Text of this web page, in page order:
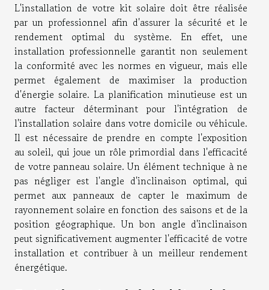
L'installation de votre kit solaire doit être réalisée
par un professionnel afin d'assurer la sécurité et le
rendement optimal du système. En effet, une
installation professionnelle garantit non seulement
la conformité avec les normes en vigueur, mais elle
permet également de maximiser la production
d'énergie solaire. La planification minutieuse est un
autre facteur déterminant pour l'intégration de
l'installation solaire dans votre domicile ou véhicule.
Il est nécessaire de prendre en compte l'exposition
au soleil, qui joue un rôle primordial dans l'efficacité
de votre panneau solaire. Un élément technique à ne
pas négliger est l'angle d'inclinaison optimal, qui
permet aux panneaux de capter le maximum de
rayonnement solaire en fonction des saisons et de la
position géographique. Un bon angle d'inclinaison
peut significativement augmenter l'efficacité de votre
installation et contribuer à un meilleur rendement
énergétique.